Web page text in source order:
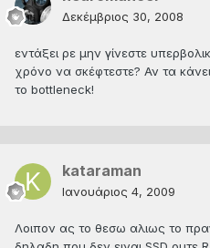
Δεκέμβριος 30, 2008
εντάξει ρε μην γίνεστε
χρόνο να σκέφτεστε? Αν τα
το bottleneck!
kataraman
Ιανουάριος 4, 2009
Λοιπον ας το θεσω αλιως το